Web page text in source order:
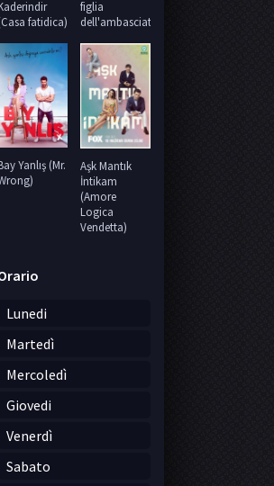
fatidica)
figlia
dell'ambasciatore)
Yanlış (Mr.
Aşk Mantık
İntikam
(Amore
Logica
Vendetta)
Lunedi
Martedì
Mercoledì
Giovedi
Venerdì
Sabato